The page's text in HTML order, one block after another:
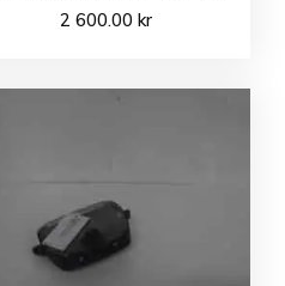
2 600.00kr